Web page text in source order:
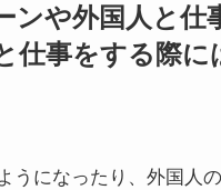
ンや外国人と仕
仕事をする際
うになったり、外国人